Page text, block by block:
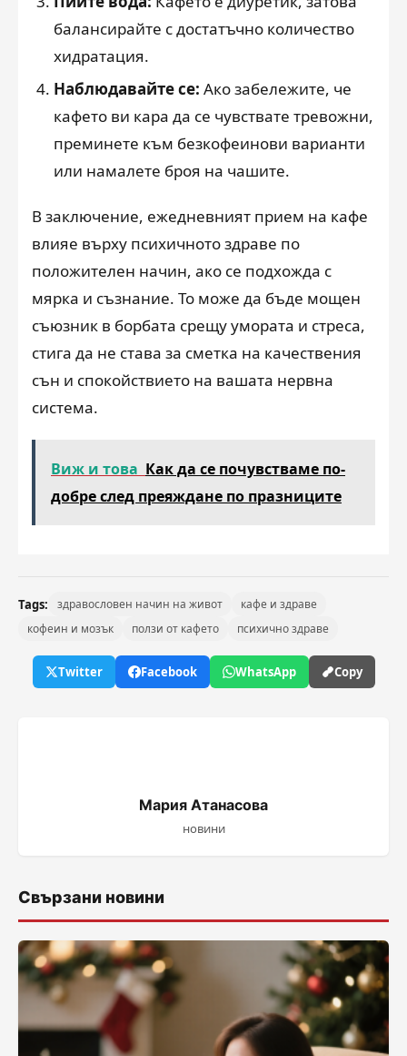
балансирайте с достатъчно количество
хидратация.
Наблюдавайте се: Ако забележите, че
кафето ви кара да се чувствате тревожни,
преминете към безкофеинови варианти
или намалете броя на чашите.
В заключение, ежедневният прием на кафе
влияе върху психичното здраве по
положителен начин, ако се подхожда с
мярка и съзнание. То може да бъде мощен
съюзник в борбата срещу умората и стреса,
стига да не става за сметка на качествения
сън и спокойствието на вашата нервна
система.
Виж и това Как да се почувстваме по-
добре след преяждане по празниците
Tags: здравословен начин на живот
кафе и здраве
кофеин и мозък
ползи от кафето психично здраве
Twitter Facebook WhatsApp Copy
Мария Атанасова
новини
Свързани новини